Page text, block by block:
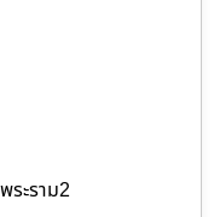
ระราม2